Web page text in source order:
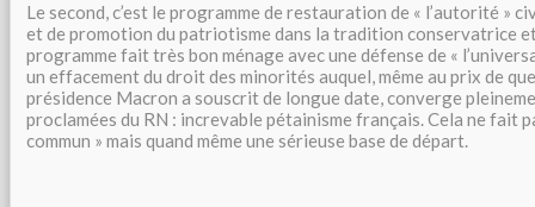
Le second, c’est le programme de restauration de « l’autorité »
et de promotion du patriotisme dans la tradition conservatrice
programme fait très bon ménage avec une défense de «
un effacement du droit des minorités auquel, même au prix de
présidence Macron a souscrit de longue date, converge
proclamées du RN : increvable pétainisme français. Cela ne fait
commun » mais quand même une sérieuse base de départ.